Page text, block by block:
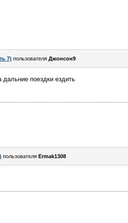
7) пользователя Джонсон9
дальние поездки ездить
пользователя Ermak1308